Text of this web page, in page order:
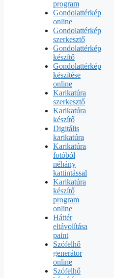
program
Gondolattérkép
online
Gondolattérkép
szerkesztő
Gondolattérkép
készítő
Gondolattérkép
készítése
online
Karikatúra
szerkesztő
Karikatúra
készítő
Digitális
karikatúra
Karikatúra
fotóból
néhány
kattintással
Karikatúra
készítő
program
online
Háttér
eltávolítása
paint
Szófelhő
generátor
online
Szófelhő